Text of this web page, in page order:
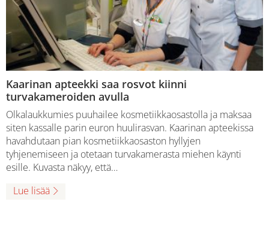
Kaarinan apteekki saa rosvot kiinni
turvakameroiden avulla
Olkalaukkumies puuhailee kosmetiikkaosastolla ja maksaa
siten kassalle parin euron huulirasvan. Kaarinan apteekissa
havahdutaan pian kosmetiikkaosaston hyllyjen
tyhjenemiseen ja otetaan turvakamerasta miehen käynti
esille. Kuvasta näkyy, että…
Lue lisää